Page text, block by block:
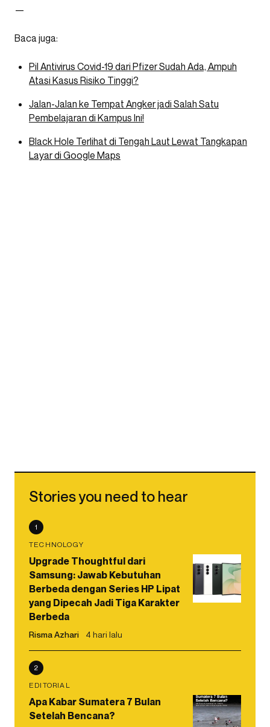
—
Baca juga:
Pil Antivirus Covid-19 dari Pfizer Sudah Ada, Ampuh
Atasi Kasus Risiko Tinggi?
Jalan-Jalan ke Tempat Angker jadi Salah Satu
Pembelajaran di Kampus Ini!
Black Hole Terlihat di Tengah Laut Lewat Tangkapan
Layar di Google Maps
Stories you need to hear
1
TECHNOLOGY
Upgrade Thoughtful dari
Samsung: Jawab Kebutuhan
Berbeda dengan Series HP Lipat
yang Dipecah Jadi Tiga Karakter
Berbeda
Risma Azhari 4 hari lalu
2
EDITORIAL
Apa Kabar Sumatera 7 Bulan
Setelah Bencana?